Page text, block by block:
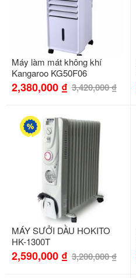
Máy làm mát không khí
Kangaroo KG50F06
2,380,000 ₫ 3,420,000₫
-19%
MÁY SƯỞI DẦU HOKITO
HK-1300T
2,590,000 ₫ 3,200,000₫